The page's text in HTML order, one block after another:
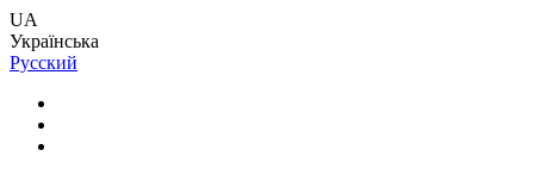
UA
Українська
Русский